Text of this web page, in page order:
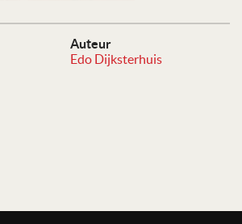
Auteur
Edo Dijksterhuis